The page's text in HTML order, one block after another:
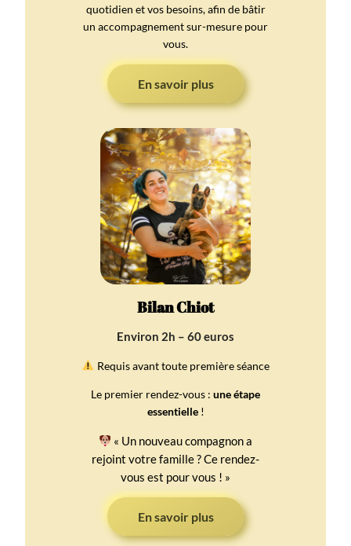
quotidien et vos besoins, afin de bâtir
un accompagnement sur-mesure pour
vous.
En savoir plus
Bilan Chiot
Environ 2h – 60 euros
Requis avant toute première séance
Le premier rendez-vous : une étape
essentielle !
« Un nouveau compagnon a
rejoint votre famille ? Ce rendez-
vous est pour vous ! »
En savoir plus